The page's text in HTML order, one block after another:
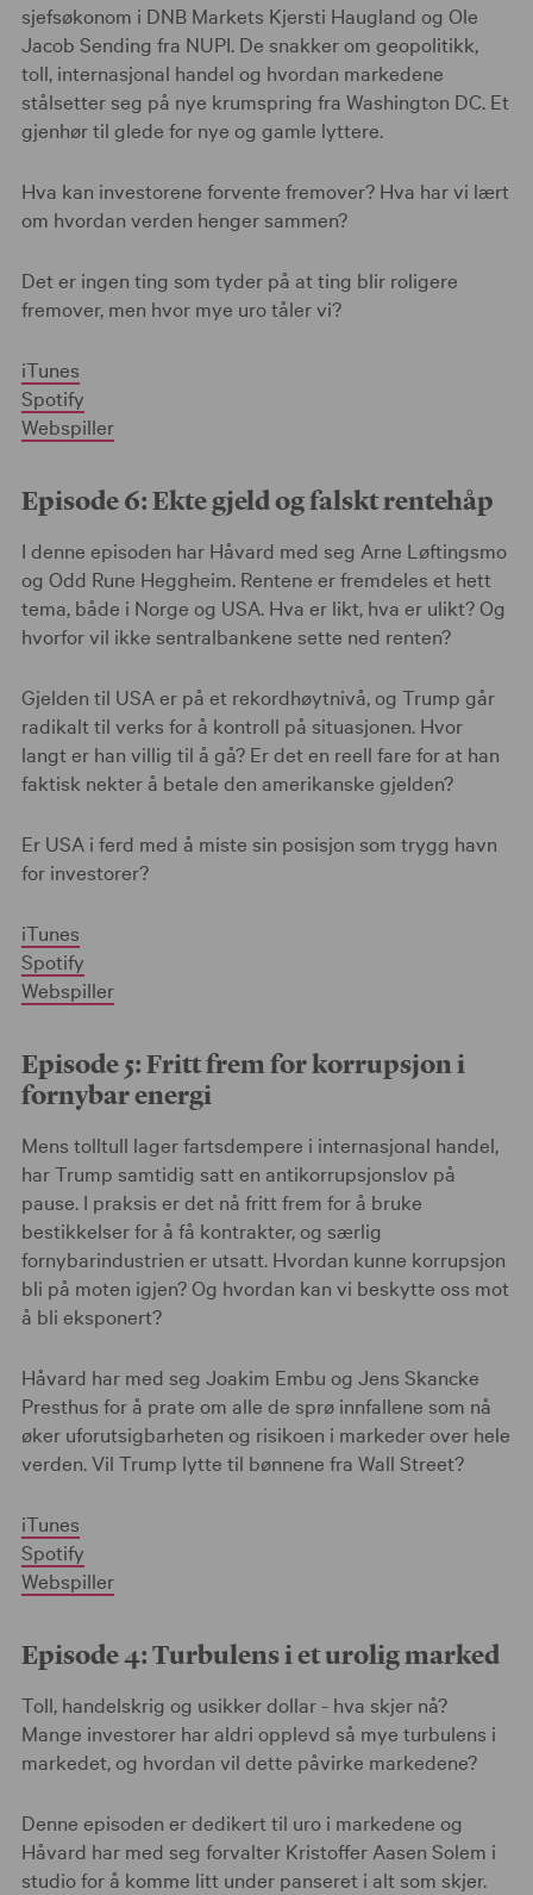
sjefsøkonom i DNB Markets Kjersti Haugland og Ole
Jacob Sending fra NUPI. De snakker om geopolitikk,
toll, internasjonal handel og hvordan markedene
stålsetter seg på nye krumspring fra Washington DC. Et
gjenhør til glede for nye og gamle lyttere.
Hva kan investorene forvente fremover? Hva har vi lært
om hvordan verden henger sammen?
Det er ingen ting som tyder på at ting blir roligere
fremover, men hvor mye uro tåler vi?
iTunes
Spotify
Webspiller
Episode 6: Ekte gjeld og falskt rentehåp
I denne episoden har Håvard med seg Arne Løftingsmo
og Odd Rune Heggheim. Rentene er fremdeles et hett
tema, både i Norge og USA. Hva er likt, hva er ulikt? Og
hvorfor vil ikke sentralbankene sette ned renten?
Gjelden til USA er på et rekordhøytnivå, og Trump går
radikalt til verks for å kontroll på situasjonen. Hvor
langt er han villig til å gå? Er det en reell fare for at han
faktisk nekter å betale den amerikanske gjelden?
Er USA i ferd med å miste sin posisjon som trygg havn
for investorer?
iTunes
Spotify
Webspiller
Episode 5: Fritt frem for korrupsjon i
fornybar energi
Mens tolltull lager fartsdempere i internasjonal handel,
har Trump samtidig satt en antikorrupsjonslov på
pause. I praksis er det nå fritt frem for å bruke
bestikkelser for å få kontrakter, og særlig
fornybarindustrien er utsatt. Hvordan kunne korrupsjon
bli på moten igjen? Og hvordan kan vi beskytte oss mot
å bli eksponert?
Håvard har med seg Joakim Embu og Jens Skancke
Presthus for å prate om alle de sprø innfallene som nå
øker uforutsigbarheten og risikoen i markeder over hele
verden. Vil Trump lytte til bønnene fra Wall Street?
iTunes
Spotify
Webspiller
Episode 4:Turbulens i et urolig marked
Toll, handelskrig og usikker dollar - hva skjer nå?
Mange investorer har aldri opplevd så mye turbulens i
markedet, og hvordan vil dette påvirke markedene?
Denne episoden er dedikert til uro i markedene og
Håvard har med seg forvalter Kristoffer Aasen Solem i
studio for å komme litt under panseret i alt som skjer.